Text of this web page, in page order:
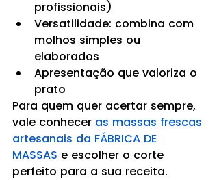
profissionais)
Versatilidade: combina com
molhos simples ou
elaborados
Apresentação que valoriza o
prato
Para quem quer acertar sempre,
vale conhecer as massas frescas
artesanais da FÁBRICA DE
MASSAS e escolher o corte
perfeito para a sua receita.